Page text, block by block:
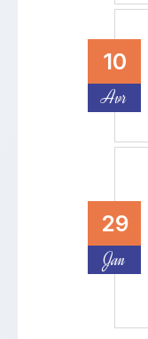
10
Avr
29
Jan